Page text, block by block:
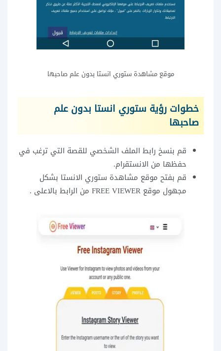
موقع مشاهدة ستوري انستا بدون علم صاحبها
خطوات رؤية ستوري انستا بدون علم
صاحبها
قم بنسخ رابط الملف الشخصي للقصة التي ترغب في
حفظها من الانستقرام.
قم بفتح موقع مشاهدة ستوري الانستا بشكل
مجهول موقع FREE VIEWER من الرابط بالاعلى .